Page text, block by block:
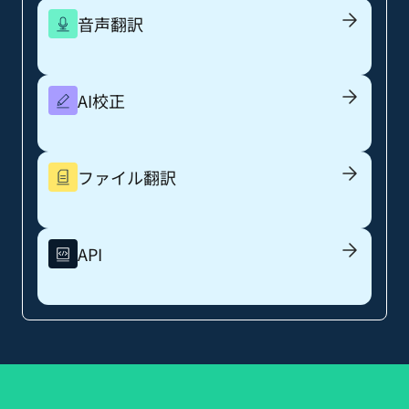
音声翻訳
AI校正
ファイル翻訳
API